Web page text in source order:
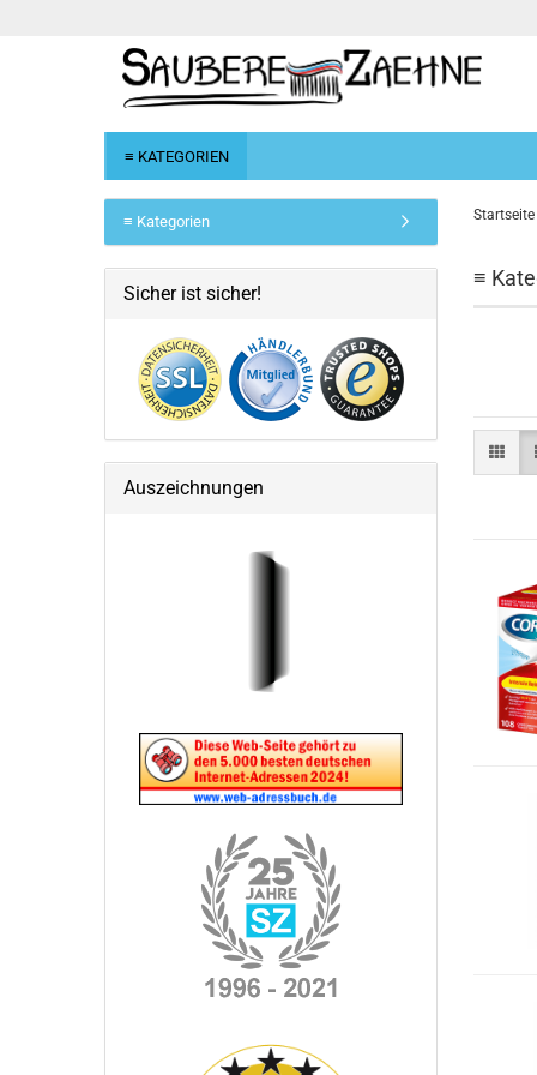
≡ KATEGORIEN
Startseite
≡
≡ Kategorien
Sicher ist sicher!
Auszeichnungen